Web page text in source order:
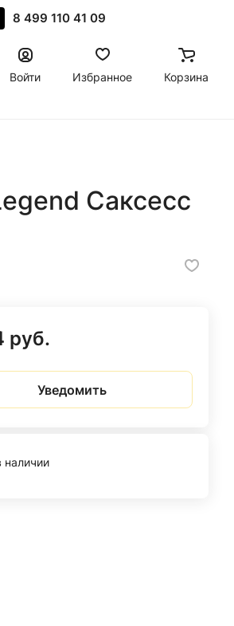
8 499 110 41 09
Войти
Избранное Корзина
Саксесс
руб.
Уведомить
наличии